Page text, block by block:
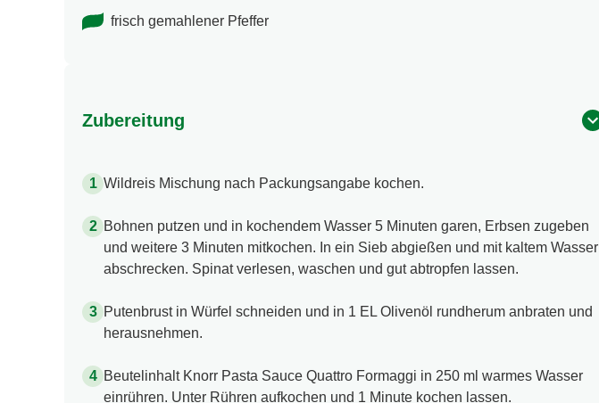
frisch gemahlener Pfeffer
Zubereitung
Wildreis Mischung nach Packungsangabe kochen.
Bohnen putzen und in kochendem Wasser 5 Minuten garen, Erbsen zugeben
und weitere 3 Minuten mitkochen. In ein Sieb abgießen und mit kaltem Wasser
abschrecken. Spinat verlesen, waschen und gut abtropfen lassen.
Putenbrust in Würfel schneiden und in 1 EL Olivenöl rundherum anbraten und
herausnehmen.
Beutelinhalt Knorr Pasta Sauce Quattro Formaggi in 250 ml warmes Wasser
einrühren. Unter Rühren aufkochen und 1 Minute kochen lassen.